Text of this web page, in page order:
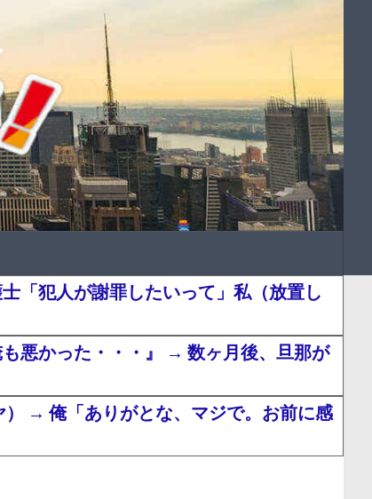
「犯人が謝罪したいって」私（放置し
悪かった・・・』 → 数ヶ月後、旦那が
→ 俺「ありがとな、マジで。お前に感